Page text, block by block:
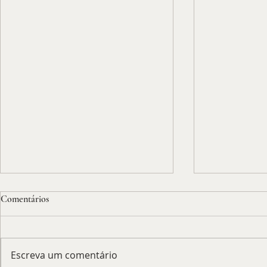
Comentários
Escreva um comentário